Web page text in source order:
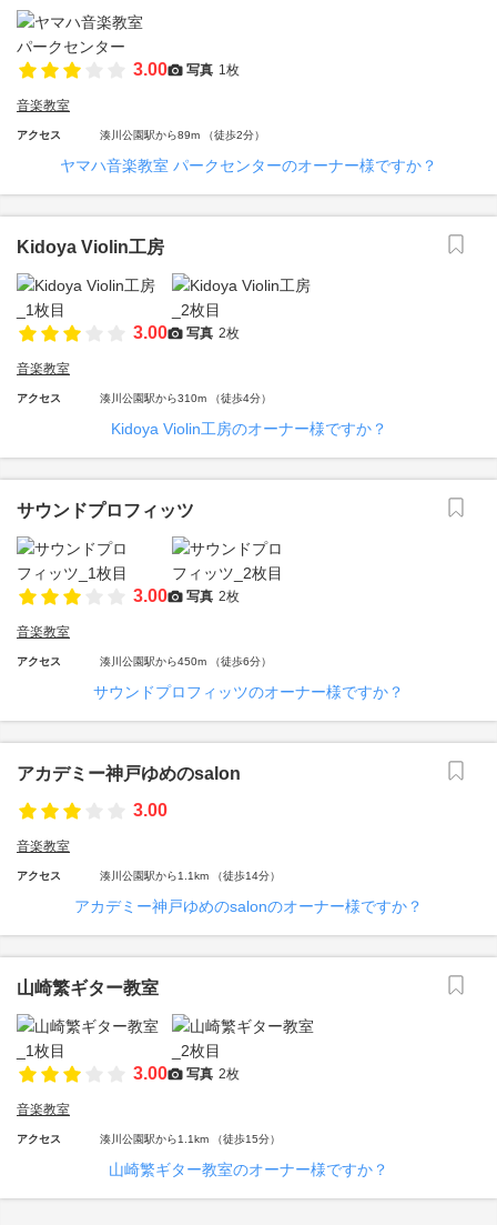
3.00 写真 1枚
音楽教室
アクセス 湊川公園駅から89m （徒歩2分）
ヤマハ音楽教室 パークセンターのオーナー様ですか？
Kidoya Violin工房
3.00 写真 2枚
音楽教室
アクセス 湊川公園駅から310m （徒歩4分）
Kidoya Violin工房のオーナー様ですか？
サウンドプロフィッツ
3.00 写真 2枚
音楽教室
アクセス 湊川公園駅から450m （徒歩6分）
サウンドプロフィッツのオーナー様ですか？
アカデミー神戸ゆめのsalon
3.00
音楽教室
アクセス 湊川公園駅から1.1km （徒歩14分）
アカデミー神戸ゆめのsalonのオーナー様ですか？
山崎繁ギター教室
3.00 写真 2枚
音楽教室
アクセス 湊川公園駅から1.1km （徒歩15分）
山崎繁ギター教室のオーナー様ですか？